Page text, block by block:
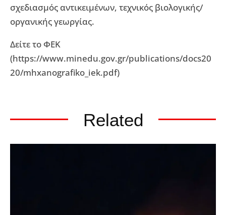
σχεδιασμός αντικειμένων, τεχνικός βιολογικής/
οργανικής γεωργίας.
Δείτε το ΦΕΚ
(https://www.minedu.gov.gr/publications/docs20
20/mhxanografiko_iek.pdf)
Related